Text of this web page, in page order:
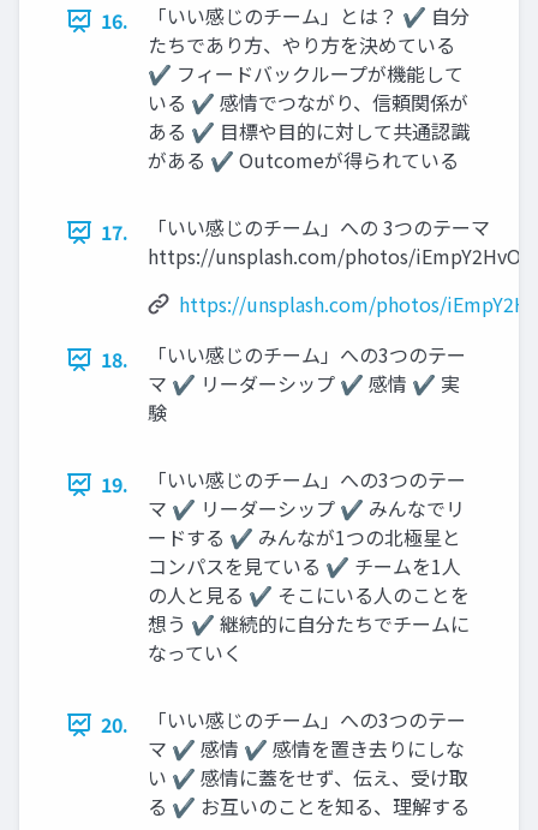
16.
「いい感じのチーム」とは？ ✔ 自分
たちであり方、やり方を決めている
✔ フィードバックループが機能して
いる ✔ 感情でつながり、信頼関係が
ある ✔ 目標や目的に対して共通認識
がある ✔ Outcomeが得られている
17.
「いい感じのチーム」への 3つのテーマ
https://unsplash.com/photos/
https://unsplash.com/photos/
18.
「いい感じのチーム」への3つのテー
マ ✔ リーダーシップ ✔ 感情 ✔ 実
験
19.
「いい感じのチーム」への3つのテー
マ ✔ リーダーシップ ✔ みんなでリ
ードする ✔ みんなが1つの北極星と
コンパスを見ている ✔ チームを1人
の人と見る ✔ そこにいる人のことを
想う ✔ 継続的に自分たちでチームに
なっていく
20.
「いい感じのチーム」への3つのテー
マ ✔ 感情 ✔ 感情を置き去りにしな
い ✔ 感情に蓋をせず、伝え、受け取
る ✔ お互いのことを知る、理解する